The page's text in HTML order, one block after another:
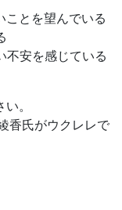
ことを望んでいる
不安を感じている
。
香氏がウクレレで